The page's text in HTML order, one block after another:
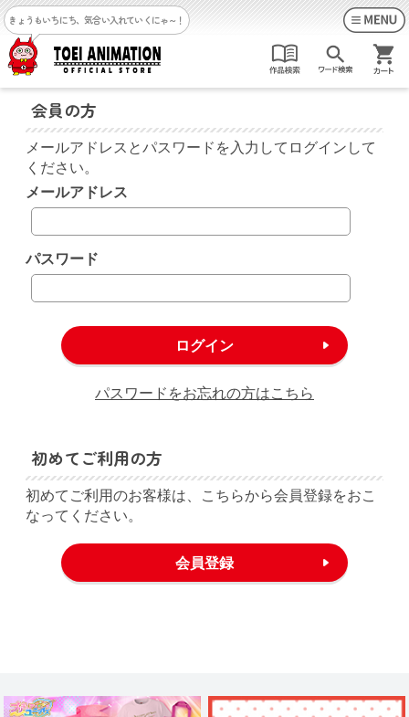
きょうもいちにち、気合い入れていくにゃ～！
会員の方
メールアドレスとパスワードを入力してログインして
ください。
メールアドレス
パスワード
パスワードをお忘れの方はこちら
初めてご利用の方
初めてご利用のお客様は、こちらから会員登録をおこ
なってください。